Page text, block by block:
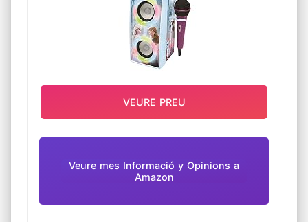
sintonitzador de ràdio fm amb el qual podràs
escoltar les teves emissores favorites;
atenció al client escrivint-nos a través de la
Veure mes Informació y Opinions a
Amazon
VEURE PREU